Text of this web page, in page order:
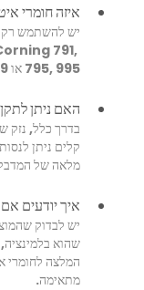
איזה חומרי
יש להשתמש רק
791,
795, 995 או 1199.
האם ניתן
בדרך כלל, נזק
קלים ניתן
מלאה של
איך יודעים
יש לבדוק
שהוא
המלצה לחומרי
מתאימה.